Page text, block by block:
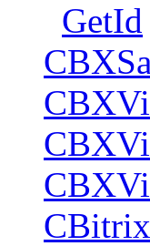
GetId